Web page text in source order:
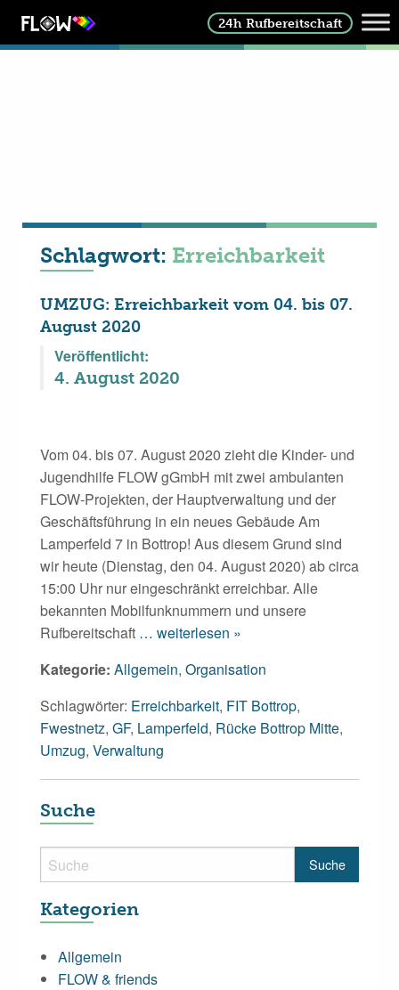
24h Rufbereitschaft
Schlagwort: Erreichbarkeit
UMZUG: Erreichbarkeit vom 04. bis 07.
August 2020
Veröffentlicht:
4. August 2020
Vom 04. bis 07. August 2020 zieht die Kinder- und
Jugendhilfe FLOW gGmbH mit zwei ambulanten
FLOW-Projekten, der Hauptverwaltung und der
Geschäftsführung in ein neues Gebäude Am
Lamperfeld 7 in Bottrop! Aus diesem Grund sind
wir heute (Dienstag, den 04. August 2020) ab circa
15:00 Uhr nur eingeschränkt erreichbar. Alle
bekannten Mobilfunknummern und unsere
Rufbereitschaft … weiterlesen »
Kategorie: Allgemein, Organisation
Schlagwörter: Erreichbarkeit, FIT Bottrop,
Fwestnetz, GF, Lamperfeld, Rücke Bottrop Mitte,
Umzug, Verwaltung
Suche
Kategorien
Allgemein
FLOW & friends